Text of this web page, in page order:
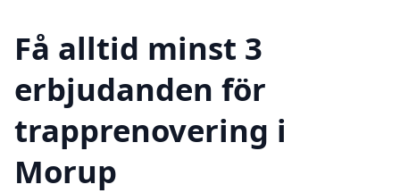
Få alltid minst 3
erbjudanden för
trapprenovering i
Morup